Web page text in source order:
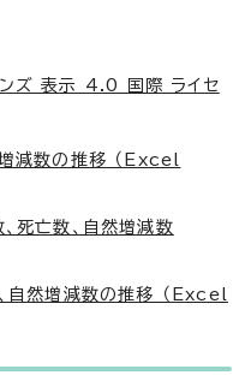
ンズ 表示 4.0 国際 ライセ
減数の推移 （Excel
死亡数、自然増減数
然増減数の推移 （Excel